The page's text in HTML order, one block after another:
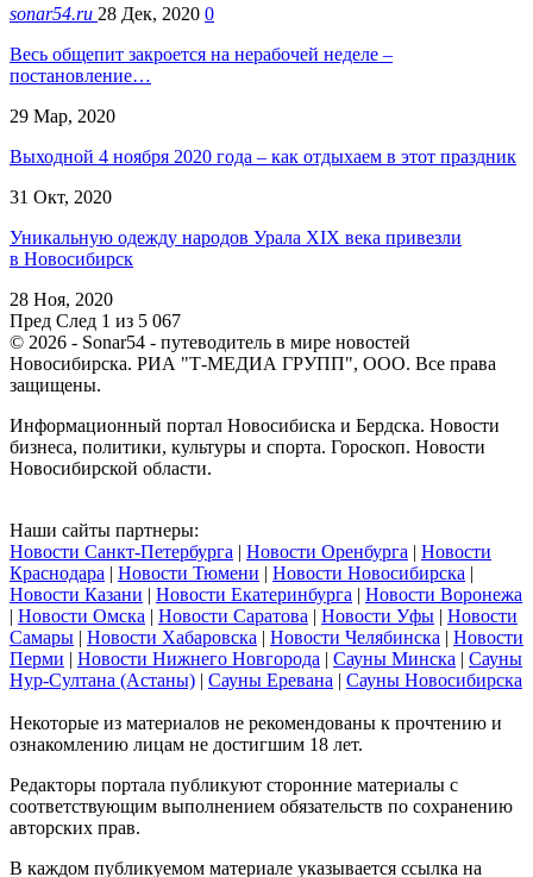
sonar54.ru 28 Дек, 2020 0
Весь общепит закроется на нерабочей неделе –
постановление…
29 Мар, 2020
Выходной 4 ноября 2020 года – как отдыхаем в этот праздник
31 Окт, 2020
Уникальную одежду народов Урала ХIХ века привезли
в Новосибирск
28 Ноя, 2020
Пред След 1 из 5 067
© 2026 - Sonar54 - путеводитель в мире новостей
Новосибирска. РИА "Т-МЕДИА ГРУПП", ООО. Все права
защищены.
Информационный портал Новосибиска и Бердска. Новости
бизнеса, политики, культуры и спорта. Гороскоп. Новости
Новосибирской области.
Наши сайты партнеры:
Новости Санкт-Петербурга | Новости Оренбурга | Новости
Краснодара | Новости Тюмени | Новости Новосибирска |
Новости Казани | Новости Екатеринбурга | Новости Воронежа
| Новости Омска | Новости Саратова | Новости Уфы | Новости
Самары | Новости Хабаровска | Новости Челябинска | Новости
Перми | Новости Нижнего Новгорода | Сауны Минска | Сауны
Нур-Султана (Астаны) | Сауны Еревана | Сауны Новосибирска
Некоторые из материалов не рекомендованы к прочтению и
ознакомлению лицам не достигшим 18 лет.
Редакторы портала публикуют сторонние материалы с
соответствующим выполнением обязательств по сохранению
авторских прав.
В каждом публикуемом материале указывается ссылка на